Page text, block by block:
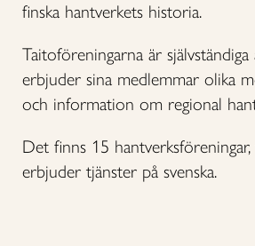
finska hantverkets historia.
Taitoföreningarna är
erbjuder sina medlemmar olika
och information om regional
Det finns 15
erbjuder tjänster på svenska.